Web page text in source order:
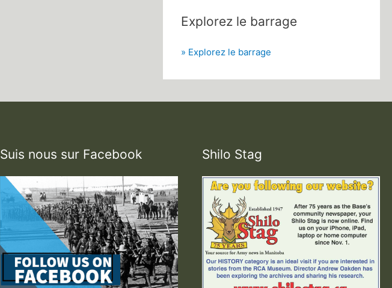
Explorez le barrage
» Explorez le barrage
Suis nous sur Facebook Shilo Stag